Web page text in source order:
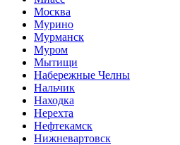
Москва
Мурино
Мурманск
Муром
Мытищи
Набережные Челны
Нальчик
Находка
Нерехта
Нефтекамск
Нижневартовск